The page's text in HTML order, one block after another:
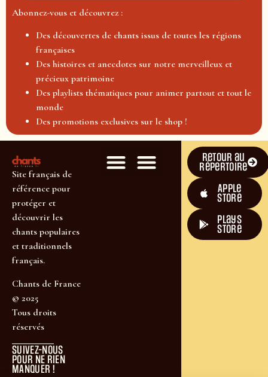
Abonnez-vous et découvrez :
Des découvertes de chants issus de toutes les régions
françaises
Des histoires et anecdotes sur notre merveilleux et
précieux patrimoine
Des playlists thématiques pour animer partout et tout le
monde
Des promotions exclusives sur le shop !
Site français de
référence pour
protéger et
découvrir les
chants populaires
et traditionnels
français.
Chants de France
© 2025
Tous droits
réservés
SUIVEZ-NOUS
POUR NE RIEN
MANQUER !
Retour au
répertoire
Apple
Store
plays
store